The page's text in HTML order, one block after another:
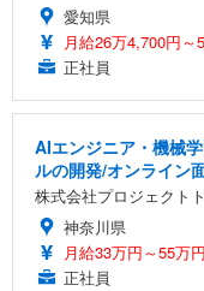
愛知県
月給26万4,700円～
正社員
AIエンジニア・機械
ルの開発/オンライン
株式会社プロジェクト
神奈川県
月給33万円～55万円
正社員